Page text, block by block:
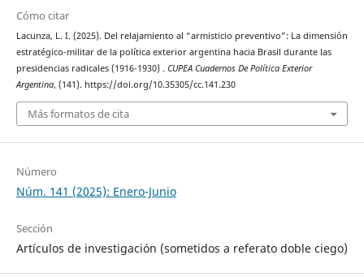
Cómo citar
Lacunza, L. I. (2025). Del relajamiento al “armisticio preventivo”: La dimensión
estratégico-militar de la política exterior argentina hacia Brasil durante las
presidencias radicales (1916-1930) . CUPEA Cuadernos De Política Exterior
Argentina, (141). https://doi.org/10.35305/cc.141.230
Más formatos de cita
Número
Núm. 141 (2025): Enero-Junio
Sección
Artículos de investigación (sometidos a referato doble ciego)